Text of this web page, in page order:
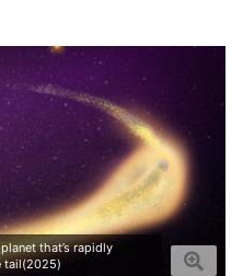
that’s rapidly
tail(2025)